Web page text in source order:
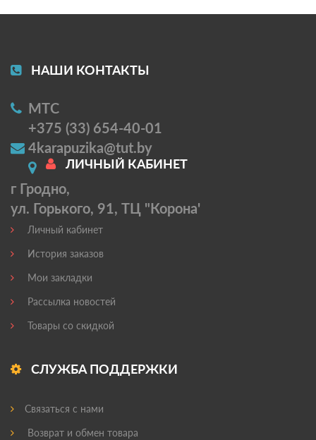
НАШИ КОНТАКТЫ
МТС
+375 (33) 654-40-01
4karapuzika@tut.by
г Гродно,
ул. Горького, 91, ТЦ "Корона'
ЛИЧНЫЙ КАБИНЕТ
Личный кабинет
История заказов
Мои закладки
Рассылка новостей
Товары со скидкой
СЛУЖБА ПОДДЕРЖКИ
Связаться с нами
Возврат и обмен товара